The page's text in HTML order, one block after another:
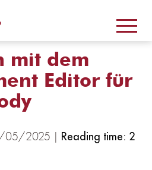
mit dem
Editor für
05/2025 | Reading time: 2